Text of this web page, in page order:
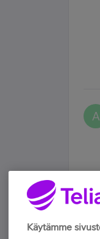
A
Käytämme